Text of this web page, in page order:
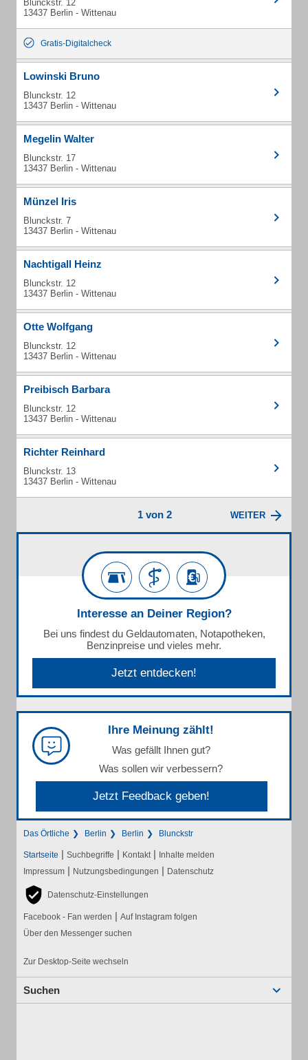
Blunckstr. 12
13437 Berlin - Wittenau
Gratis-Digitalcheck
Lowinski Bruno
Blunckstr. 12
13437 Berlin - Wittenau
Megelin Walter
Blunckstr. 17
13437 Berlin - Wittenau
Münzel Iris
Blunckstr. 7
13437 Berlin - Wittenau
Nachtigall Heinz
Blunckstr. 12
13437 Berlin - Wittenau
Otte Wolfgang
Blunckstr. 12
13437 Berlin - Wittenau
Preibisch Barbara
Blunckstr. 12
13437 Berlin - Wittenau
Richter Reinhard
Blunckstr. 13
13437 Berlin - Wittenau
1 von 2 WEITER
Interesse an Deiner Region?
Bei uns findest du Geldautomaten, Notapotheken,
Benzinpreise und vieles mehr.
Jetzt entdecken!
Ihre Meinung zählt!
Was gefällt Ihnen gut?
Was sollen wir verbessern?
Jetzt Feedback geben!
Das Örtliche Berlin Berlin Blunckstr
Startseite | Suchbegriffe | Kontakt | Inhalte melden
Impressum | Nutzungsbedingungen | Datenschutz
Datenschutz-Einstellungen
Facebook - Fan werden | Auf Instagram folgen
Über den Messenger suchen
Zur Desktop-Seite wechseln
Suchen